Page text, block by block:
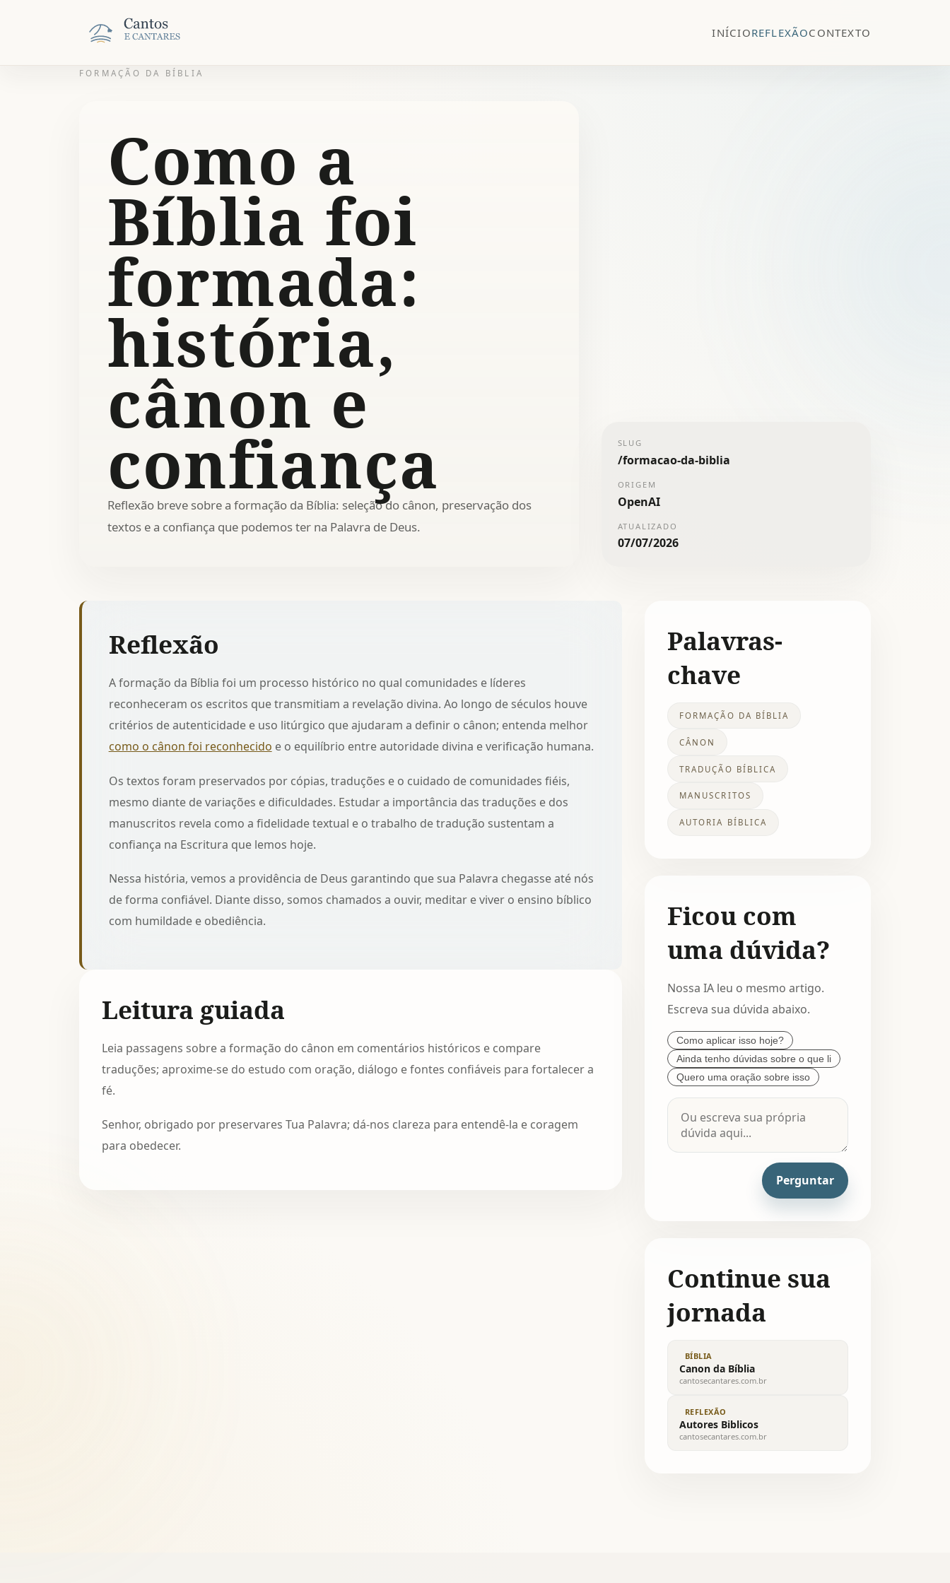
INÍCIOREFLEXÃOCONTEXTO
FORMAÇÃO DA BÍBLIA
Como a
Bíblia foi
formada:
história,
cânon e
confiança
Reflexão breve sobre a formação da Bíblia: seleção do cânon, preservação dos
textos e a confiança que podemos ter na Palavra de Deus.
SLUG
/formacao-da-biblia
ORIGEM
OpenAI
ATUALIZADO
07/07/2026
Reflexão
A formação da Bíblia foi um processo histórico no qual comunidades e líderes
reconheceram os escritos que transmitiam a revelação divina. Ao longo de séculos houve
critérios de autenticidade e uso litúrgico que ajudaram a definir o cânon; entenda melhor
como o cânon foi reconhecido e o equilíbrio entre autoridade divina e verificação humana.
Os textos foram preservados por cópias, traduções e o cuidado de comunidades fiéis,
mesmo diante de variações e dificuldades. Estudara importância das traduções e dos
manuscritos revela como a fidelidade textual e o trabalho de tradução sustentam a
confiança na Escritura que lemos hoje.
Nessa história, vemos a providência de Deus garantindo que sua Palavra chegasse até nós
de forma confiável. Diante disso, somos chamados a ouvir, meditar e viver o ensino bíblico
com humildade e obediência.
Leitura guiada
Leia passagens sobre a formação do cânon em comentários históricos e compare
traduções; aproxime-se do estudo com oração, diálogo e fontes confiáveis para fortalecer a
fé.
Senhor, obrigado por preservares Tua Palavra; dá-nos clareza para entendê‑la e coragem
para obedecer.
Palavras-
chave
FORMAÇÃO DA BÍBLIA
CÂNON
TRADUÇÃO BÍBLICA
MANUSCRITOS
AUTORIA BÍBLICA
Ficou com
uma dúvida?
Nossa IA leu o mesmo artigo.
Escreva sua dúvida abaixo.
Como aplicar isso hoje?
Ainda tenho dúvidas sobre o que li
Quero uma oração sobre isso
Perguntar
Continue sua
jornada
BÍBLIA
Canon da Bíblia
cantosecantares.com.br
REFLEXÃO
Autores Biblicos
cantosecantares.com.br